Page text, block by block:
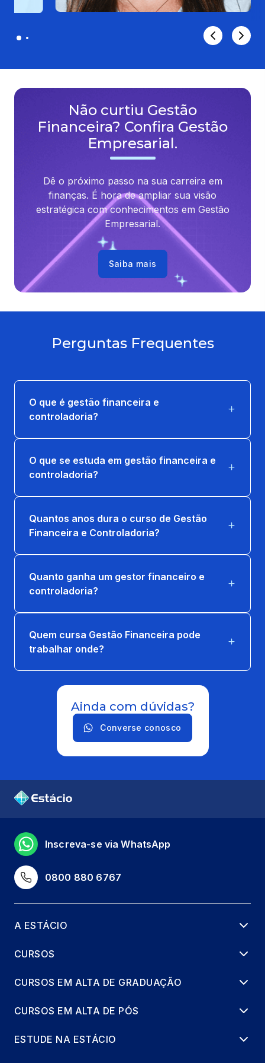
Não curtiu Gestão
Financeira? Confira Gestão
Empresarial.
Dê o próximo passo na sua carreira em
finanças. É hora de ampliar sua visão
estratégica com conhecimentos em Gestão
Empresarial.
Saiba mais
Perguntas Frequentes
O que é gestão financeira e
controladoria?
O que se estuda em gestão financeira e
controladoria?
Quantos anos dura o curso de Gestão
Financeira e Controladoria?
Quanto ganha um gestor financeiro e
controladoria?
Quem cursa Gestão Financeira pode
trabalhar onde?
Ainda com dúvidas?
Converse conosco
0800 880 6767
Inscreva-se via WhatsApp
A ESTÁCIO
CURSOS
CURSOS EM ALTA DE GRADUAÇÃO
CURSOS EM ALTA DE PÓS
ESTUDE NA ESTÁCIO